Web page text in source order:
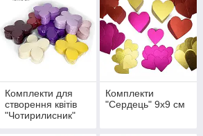
Комплекти для
створення квітів
"Чотирилисник"
Комплекти
"Сердець" 9х9 см